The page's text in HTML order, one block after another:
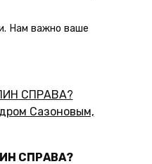
Нам важно ваше
СПРАВА?